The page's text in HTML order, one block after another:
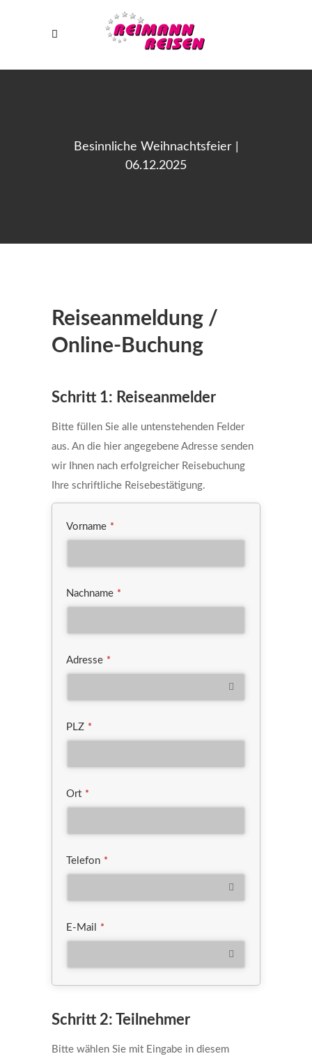
Besinnliche Weihnachtsfeier |
06.12.2025
Reiseanmeldung /
Online-Buchung
Schritt 1: Reiseanmelder
Bitte füllen Sie alle untenstehenden Felder
aus. An die hier angegebene Adresse senden
wir Ihnen nach erfolgreicher Reisebuchung
Ihre schriftliche Reisebestätigung.
Vorname *
Nachname *
Adresse *
PLZ *
Ort *
Telefon *
E-Mail *
Schritt 2: Teilnehmer
Bitte wählen Sie mit Eingabe in diesem